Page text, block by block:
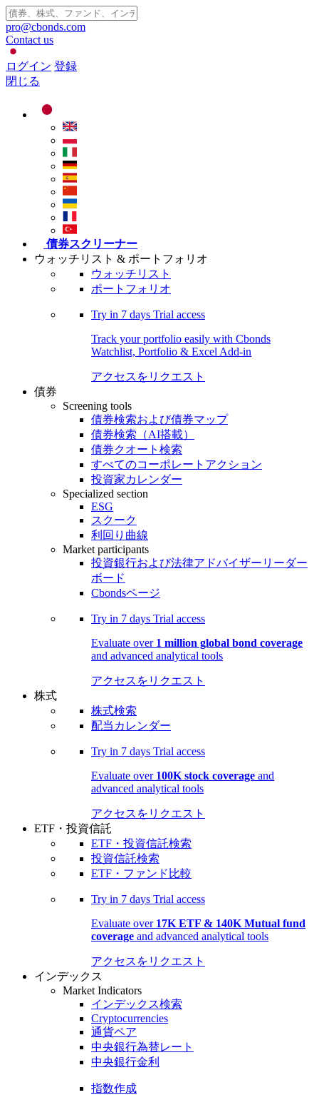
pro@cbonds.com
Contact us
ログイン 登録
閉じる
債券スクリーナー
ウォッチリスト & ポートフォリオ
ウォッチリスト
ポートフォリオ
Try in 7 days Trial access
Track your portfolio easily with Cbonds
Watchlist, Portfolio & Excel Add-in
アクセスをリクエスト
債券
Screening tools
債券検索および債券マップ
債券検索（AI搭載）
債券クオート検索
すべてのコーポレートアクション
投資家カレンダー
Specialized section
ESG
スクーク
利回り曲線
Market participants
投資銀行および法律アドバイザーリーダー
ボード
Cbondsページ
Try in 7 days Trial access
Evaluate over 1 million global bond coverage
and advanced analytical tools
アクセスをリクエスト
株式
株式検索
配当カレンダー
Try in 7 days Trial access
Evaluate over 100K stock coverage and
advanced analytical tools
アクセスをリクエスト
ETF・投資信託
ETF・投資信託検索
投資信託検索
ETF・ファンド比較
Try in 7 days Trial access
Evaluate over 17K ETF & 140K Mutual fund
coverage and advanced analytical tools
アクセスをリクエスト
インデックス
Market Indicators
インデックス検索
Cryptocurrencies
通貨ペア
中央銀行為替レート
中央銀行金利
指数作成